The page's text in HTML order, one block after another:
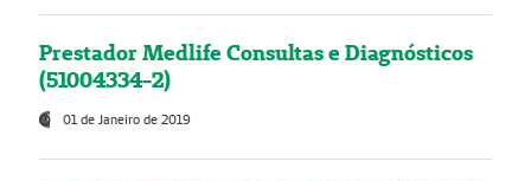
Prestador Medlife Consultas e Diagnósticos
(51004334-2)
01 de Janeiro de 2019